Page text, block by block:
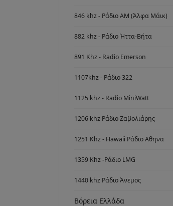
846 khz - Ράδιο ΑΜ (Άλφα Μάικ)
882 khz - Ράδιο Ήττα-Βήτα
891 Khz - Radio Emerson
1107khz - Ράδιο 322
1125 khz - Radio MiniWatt
1206 khz Ράδιο Ζαβολιάρης
1251 Khz - Hawaii Ράδιο Αθηνα
1359 Khz -Ράδιο LMG
1440 khz Ράδιο Άνεμος
Βόρεια Ελλάδα